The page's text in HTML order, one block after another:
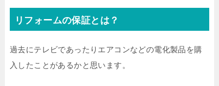
リフォームの保証とは？
過去にテレビであったりエアコンなどの電化製品を購
入したことがあるかと思います。